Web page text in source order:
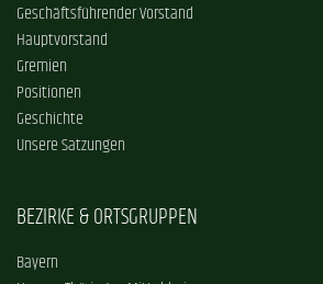
Geschäftsführender Vorstand
Hauptvorstand
Gremien
Positionen
Geschichte
Unsere Satzungen
BEZIRKE & ORTSGRUPPEN
Bayern